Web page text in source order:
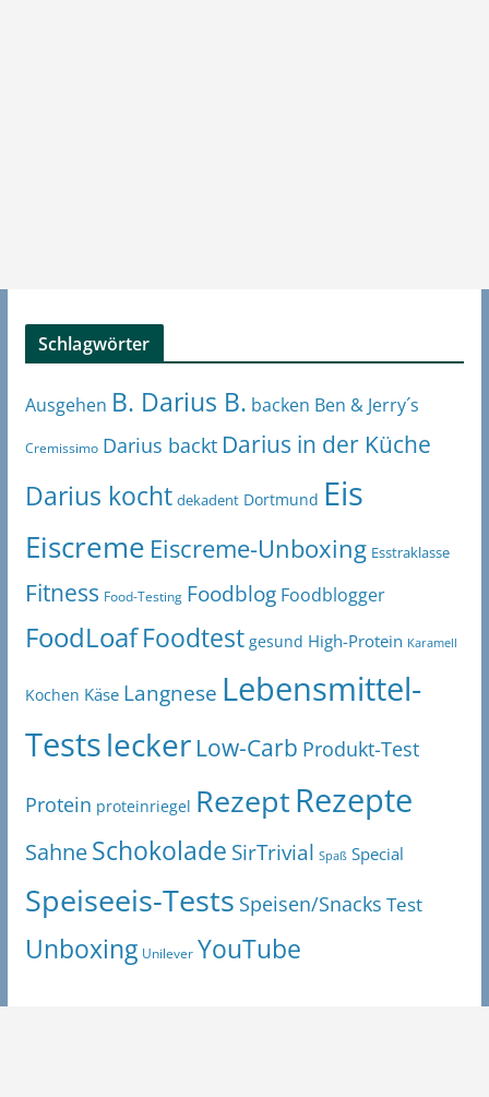
Schlagwörter
Ausgehen B. Darius B. backen Ben & Jerry´s
Cremissimo Darius backt Darius in der Küche
Darius kocht dekadent Dortmund Eis
Eiscreme Eiscreme-Unboxing Esstraklasse
Fitness Food-Testing Foodblog Foodblogger
FoodLoaf Foodtest gesund High-Protein Karamell
Kochen Käse Langnese Lebensmittel-
Testslecker Low-Carb Produkt-Test
Protein proteinriegel RezeptRezepte
SahneSchokolade SirTrivial Spaß Special
Speiseeis-Tests Speisen/Snacks Test
Unboxing Unilever YouTube